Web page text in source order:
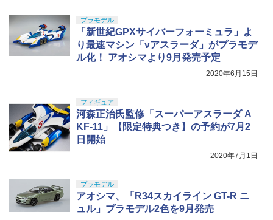
プラモデル
「新世紀GPXサイバーフォーミュラ」よ
り最速マシン「νアスラーダ」がプラモデ
ル化！ アオシマより9月発売予定
2020年6月15日
フィギュア
河森正治氏監修「スーパーアスラーダ A
KF-11」【限定特典つき】の予約が7月2
日開始
2020年7月1日
プラモデル
アオシマ、「R34スカイライン GT-R ニ
ュル」プラモデル2色を9月発売